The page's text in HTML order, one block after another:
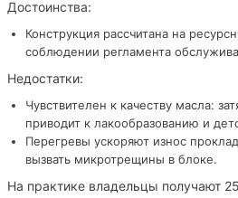
Достоинства:
Конструкция рассчитана на
соблюдении регламента
Недостатки:
Чувствителен к качеству масла:
приводит к лакообразованию и
Перегревы ускоряют износ
вызвать микротрещины в блоке.
На практике владельцы получают